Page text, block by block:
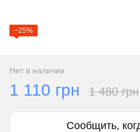
−25%
Нет в наличии
1 110 грн 1 480 грн
Сообщить,